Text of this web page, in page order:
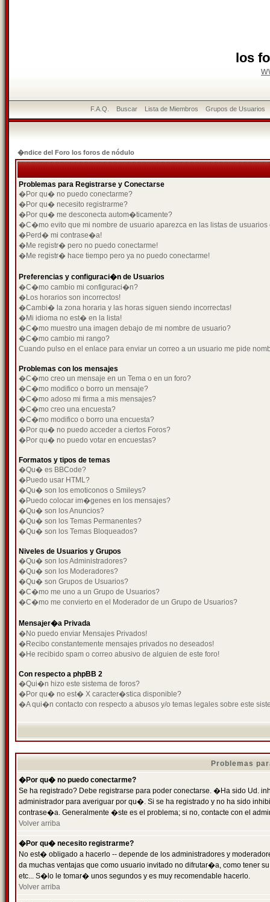
los
F.A.Q. Buscar Lista de Miembros Grupos de Usuarios
�ndice del Foro los foros de nódulo
Problemas para Registrarse y Conectarse
�Por qu� no puedo conectarme?
�Por qu� necesito registrarme?
�Por qu� me desconecta autom�ticamente?
�C�mo evito que mi nombre de usuario aparezca en las listas de usuarios
�Perd� mi contrase�a!
�Me registr� pero no puedo conectarme!
�Me registr� hace tiempo pero ya no puedo conectarme!
Preferencias y configuraci�n de Usuarios
�C�mo cambio mi configuraci�n?
�Los horarios son incorrectos!
�Cambi� la zona horaria y las horas siguen siendo incorrectas!
�Mi idioma no est� en la lista!
�C�mo muestro una imagen debajo de mi nombre de usuario?
�C�mo cambio mi rango?
Cuando pulso en el enlace para enviar un correo a un usuario me pide
Problemas con los mensajes
�C�mo creo un mensaje en un Tema o en un foro?
�C�mo modifico o borro un mensaje?
�C�mo adoso mi firma a mis mensajes?
�C�mo creo una encuesta?
�C�mo modifico o borro una encuesta?
�Por qu� no puedo acceder a ciertos Foros?
�Por qu� no puedo votar en encuestas?
Formatos y tipos de temas
�Qu� es BBCode?
�Puedo usar HTML?
�Qu� son los emoticonos o Smileys?
�Puedo colocar im�genes en los mensajes?
�Qu� son los Anuncios?
�Qu� son los Temas Permanentes?
�Qu� son los Temas Bloqueados?
Niveles de Usuarios y Grupos
�Qu� son los Administradores?
�Qu� son los Moderadores?
�Qu� son Grupos de Usuarios?
�C�mo me uno a un Grupo de Usuarios?
�C�mo me convierto en el Moderador de un Grupo de Usuarios?
Mensajer�a Privada
�No puedo enviar Mensajes Privados!
�Recibo constantemente mensajes privados no deseados!
�He recibido spam o correo abusivo de alguien de este foro!
Con respecto a phpBB 2
�Qui�n hizo este sistema de foros?
�Por qu� no est� X caracter�stica disponible?
�A qui�n contacto con respecto a abusos y/o temas legales sobre este
Problemas
�Por qu� no puedo conectarme?
Se ha registrado? Debe registrarse para poder conectarse. �Ha sido Ud.
administrador para averiguar por qu�. Si se ha registrado y no ha sido
contrase�a. Generalmente �ste es el problema; si no, contacte con el
Volver arriba
�Por qu� necesito registrarme?
No est� obligado a hacerlo -- depende de los administradores y
da muchas ventajas que como usuario invitado no difrutar�a, como tener
etc... S�lo le tomar� unos segundos y es muy recomendable hacerlo.
Volver arriba